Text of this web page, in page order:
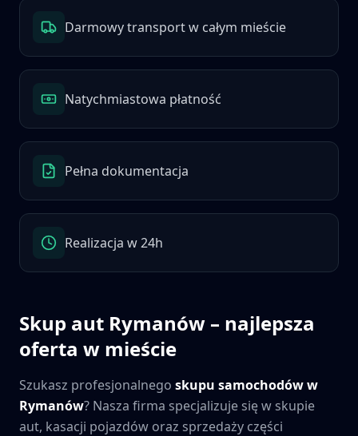
Darmowy transport w całym mieście
Natychmiastowa płatność
Pełna dokumentacja
Realizacja w 24h
Skup aut Rymanów – najlepsza
oferta w mieście
Szukasz profesjonalnego skupu samochodów w
Rymanów? Nasza firma specjalizuje się w skupie
aut, kasacji pojazdów oraz sprzedaży części